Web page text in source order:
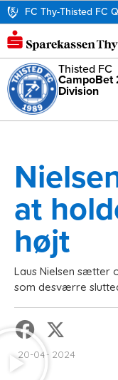
FC Thy-Thisted FC Q
Thisted FC
CampoBet
Division
at
højt
Laus Nielsen sætter
som desværre
20-04- 2024